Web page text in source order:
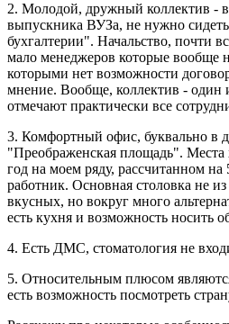
2. Молодой, дружный коллектив -
выпускника ВУЗа, не нужно
бухгалтерии". Начальство, почти
мало менеджеров которые вообще
которыми нет возможности
мнение. Вообще, коллектив - один
отмечают практически все
3. Комфортный офис, буквально в
"Преображенская площадь". Места
год на моем ряду, рассчитанном на
работник. Основная столовка не
вкусных, но вокруг много
есть кухня и возможность носить
4. Есть ДМС, стоматология не
5. Относительным плюсом
есть возможность посмотреть